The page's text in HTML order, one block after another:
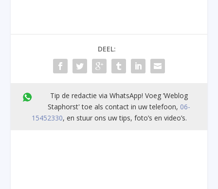
DEEL:
Tip de redactie via WhatsApp! Voeg ’Weblog
Staphorst' toe als contact in uw telefoon, 06-
15452330, en stuur ons uw tips, foto’s en video’s.